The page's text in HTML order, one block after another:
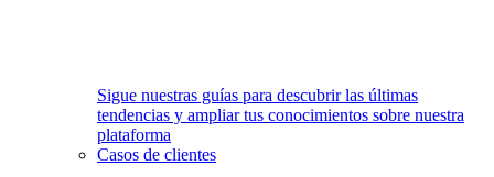
Sigue nuestras guías para descubrir las últimas
tendencias y ampliar tus conocimientos sobre nuestra
plataforma
Casos de clientes